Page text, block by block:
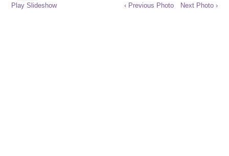
Play Slideshow ‹ Previous Photo Next Photo ›